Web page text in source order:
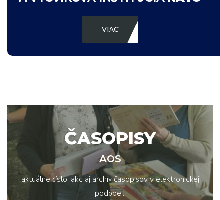
VIAC
ČASOPISY
AOS
aktuálne číslo, ako aj archív časopisov v elektronickej
podobe...